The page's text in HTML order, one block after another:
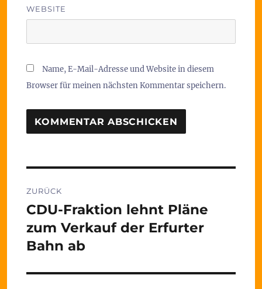
WEBSITE
Name, E-Mail-Adresse und Website in diesem
Browser für meinen nächsten Kommentar speichern.
ZURÜCK
Vorheriger
Beitrag:
CDU-Fraktion lehnt Pläne
zum Verkauf der Erfurter
Bahn ab